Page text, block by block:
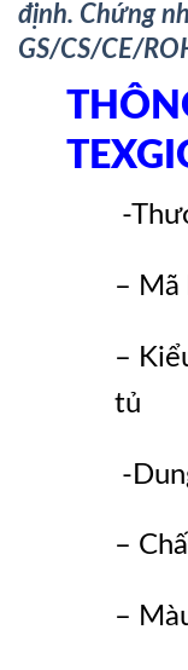
định. Chứng
GS/CS/CE/
-
– Mã
–
tủ
-
–
–